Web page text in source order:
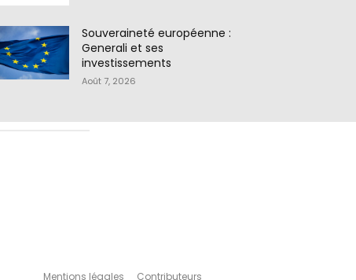
Souveraineté européenne :
Generali et ses
investissements
Août 7, 2026
Mentions légales Contributeurs